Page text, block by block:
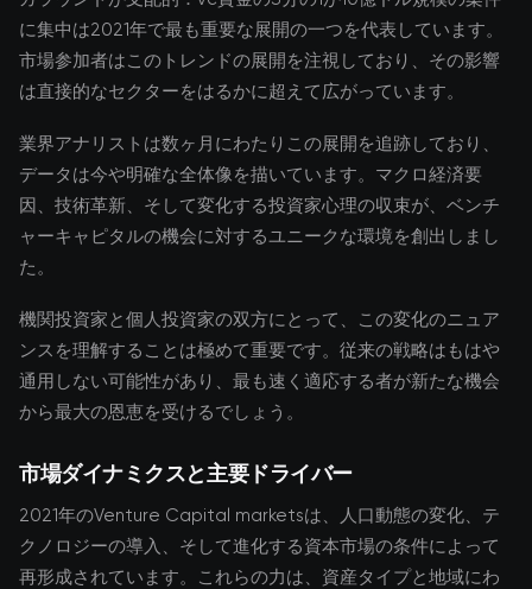
に集中は2021年で最も重要な展開の一つを代表しています。
市場参加者はこのトレンドの展開を注視しており、その影響
は直接的なセクターをはるかに超えて広がっています。
業界アナリストは数ヶ月にわたりこの展開を追跡しており、
データは今や明確な全体像を描いています。マクロ経済要
因、技術革新、そして変化する投資家心理の収束が、ベンチ
ャーキャピタルの機会に対するユニークな環境を創出しまし
た。
機関投資家と個人投資家の双方にとって、この変化のニュア
ンスを理解することは極めて重要です。従来の戦略はもはや
通用しない可能性があり、最も速く適応する者が新たな機会
から最大の恩恵を受けるでしょう。
市場ダイナミクスと主要ドライバー
2021年のVenture Capital marketsは、人口動態の変化、テ
クノロジーの導入、そして進化する資本市場の条件によって
再形成されています。これらの力は、資産タイプと地域にわ